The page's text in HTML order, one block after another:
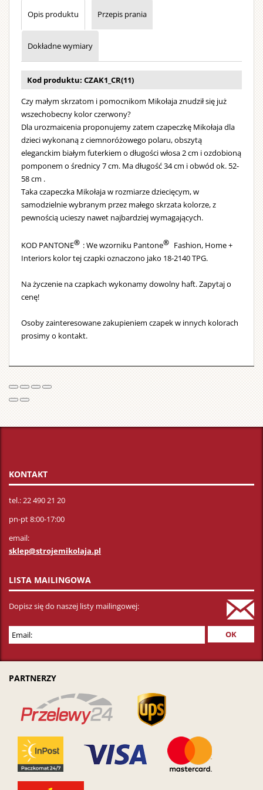
wielkim
Strój
można
prać
w
Opis produktu Przepis prania
Dokładne wymiary
Kod produktu: CZAK1_CR(11)
Czy małym skrzatom i pomocnikom Mikołaja znudził się już
wszechobecny kolor czerwony?
Dla urozmaicenia proponujemy zatem czapeczkę Mikołaja dla
dzieci wykonaną z ciemnoróżowego polaru, obszytą
eleganckim białym futerkiem o długości włosa 2 cm i ozdobioną
pomponem o średnicy 7 cm. Ma długość 34 cm i obwód ok. 52-
58 cm .
Taka czapeczka Mikołaja w rozmiarze dziecięcym, w
samodzielnie wybranym przez małego skrzata kolorze, z
pewnością ucieszy nawet najbardziej wymagających.
KOD PANTONE® : We wzorniku Pantone® Fashion, Home +
Interiors kolor tej czapki oznaczono jako 18-2140 TPG.
Na życzenie na czapkach wykonamy dowolny haft. Zapytaj o
cenę!
Osoby zainteresowane zakupieniem czapek w innych kolorach
prosimy o kontakt.
KONTAKT
tel.: 22 490 21 20
pn-pt 8:00-17:00
email:
sklep@strojemikolaja.pl
LISTA MAILINGOWA
Dopisz się do naszej listy mailingowej:
PARTNERZY